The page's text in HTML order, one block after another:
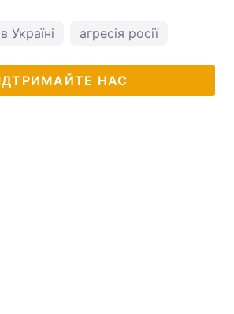
Україні агресія росії
НАС